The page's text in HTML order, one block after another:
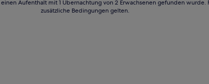
Aufenthalt mit 1 Übernachtung von 2 Erwachsenen gefunden
zusätzliche Bedingungen gelten.